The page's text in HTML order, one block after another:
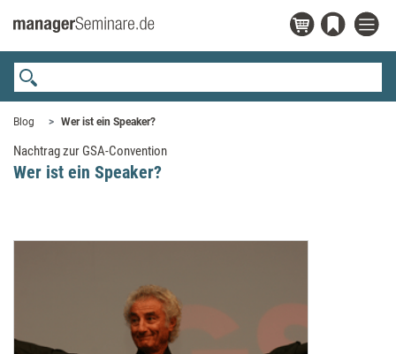
Blog Wer ist ein Speaker?
Nachtrag zur GSA-Convention
Wer ist ein Speaker?